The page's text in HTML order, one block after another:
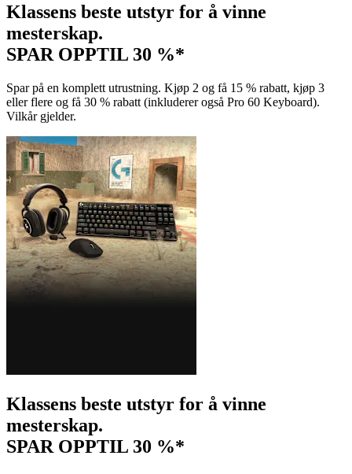
Klassens beste utstyr for å vinne
mesterskap.
SPAR OPPTIL 30 %*
Spar på en komplett utrustning. Kjøp 2 og få 15 % rabatt, kjøp 3
eller flere og få 30 % rabatt (inkluderer også Pro 60 Keyboard).
Vilkår gjelder.
Klassens beste utstyr for å vinne
mesterskap.
SPAR OPPTIL 30 %*